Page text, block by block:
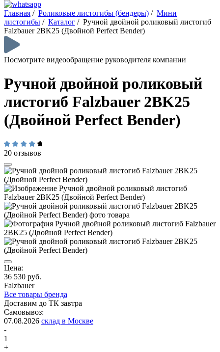
Главная / Роликовые листогибы (бендеры) / Мини
листогибы / Каталог / Ручной двойной роликовый листогиб
Falzbauer 2BK25 (Двойной Perfect Bender)
Посмотрите видеообращение руководителя компании
Ручной двойной роликовый
листогиб Falzbauer 2BK25
(Двойной Perfect Bender)
20 отзывов
Цена:
36 530 руб.
Falzbauer
Все товары бренда
Доставим до ТК завтра
Самовывоз:
07.08.2026 склад в Москве
-
1
+